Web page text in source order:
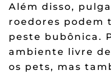
Além disso,
roedores podem
peste bubônica.
ambiente livre
os pets, mas